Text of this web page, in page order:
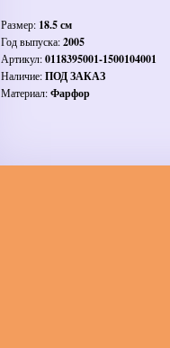
Размер: 18.5 см
Год выпуска:2005
Артикул:0118395001-1500104001
Наличие:ПОД ЗАКАЗ
Материал:Фарфор